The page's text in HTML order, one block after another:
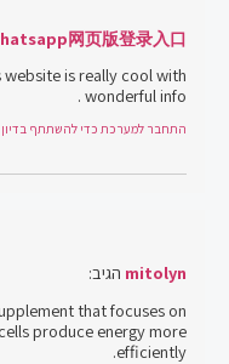
网页版登录入口
is really cool with
wonderful info .
התחבר למערכת כדי להשתתף בדיון
mitolyn הגיב:
that focuses on
produce energy more
efficiently.